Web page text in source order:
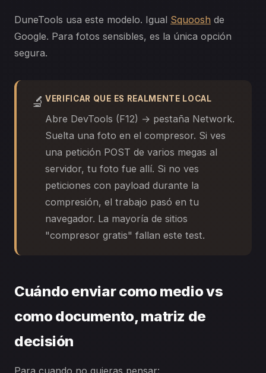
DuneTools usa este modelo. Igual Squoosh de
Google. Para fotos sensibles, es la única opción
segura.
🔬 VERIFICAR QUE ES REALMENTE LOCAL
Abre DevTools (F12) → pestaña Network.
Suelta una foto en el compresor. Si ves
una petición POST de varios megas al
servidor, tu foto fue allí. Si no ves
peticiones con payload durante la
compresión, el trabajo pasó en tu
navegador. La mayoría de sitios
"compresor gratis" fallan este test.
Cuándo enviar como medio vs
como documento, matriz de
decisión